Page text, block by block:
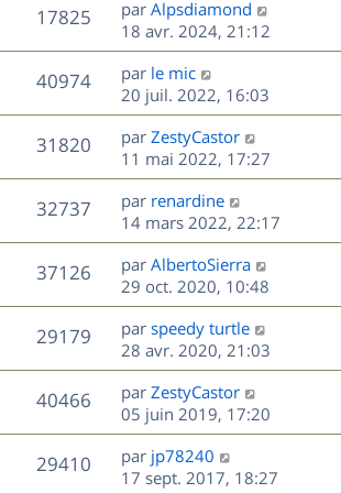
n
i
e
r
m
e
s
s
a
g
e
17825V
u
s
D
e
r
n
i
e
r
m
e
s
s
a
g
e
par Alpsdiamond
18 avr. 2024, 21:12
40974V
u
s
D
e
r
n
i
e
r
m
e
s
s
a
g
e
par le mic
20 juil. 2022, 16:03
31820V
u
D
e
r
n
i
e
r
m
e
s
s
a
g
e
par ZestyCastor
11 mai 2022, 17:27
32737V
u
e
s
D
e
r
n
i
e
r
m
e
s
s
a
g
e
par renardine
14 mars 2022, 22:17
37126V
u
D
e
r
n
i
e
r
m
e
s
s
par AlbertoSierra
29 oct. 2020, 10:48
29179V
u
e
s
D
e
r
n
i
e
r
m
par speedy turtle
28 avr. 2020, 21:03
40466V
u
D
e
r
n
i
par ZestyCastor
05 juin 2019, 17:20
29410V
D
e
par jp78240
17 sept. 2017, 18:27